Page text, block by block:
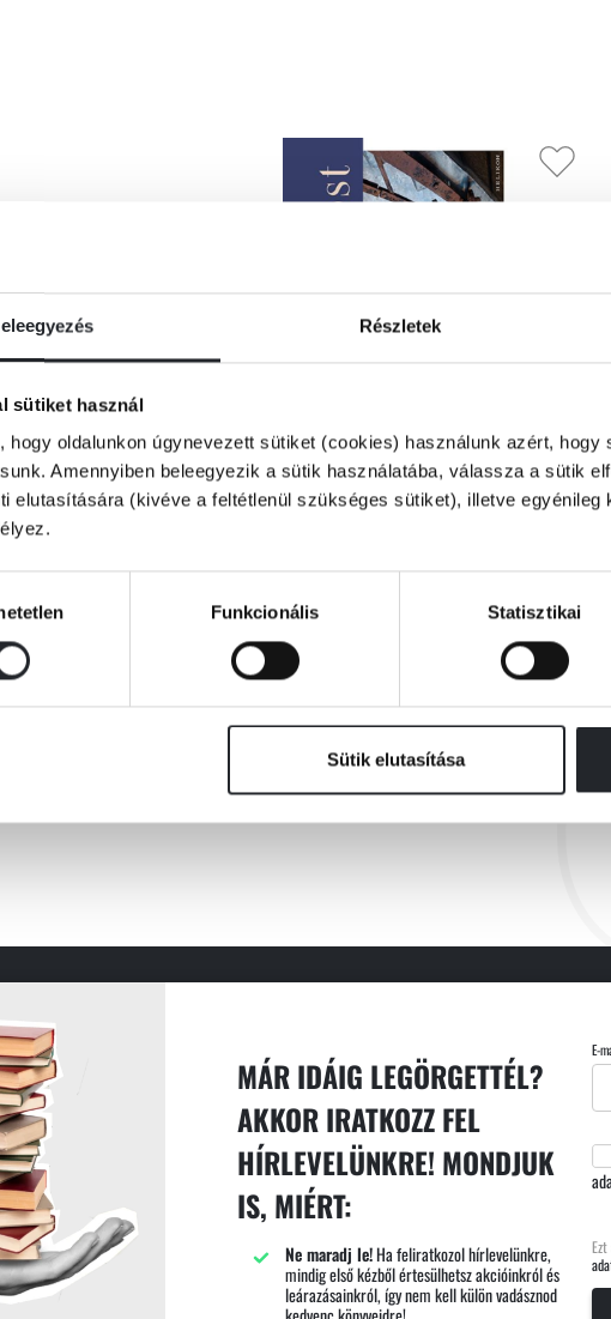
Részletek
sütiket használ
hogy oldalunkon úgynevezett sütiket (cookies) használunk azért, hogy
Amennyiben beleegyezik a sütik használatába, válassza a sütik
elutasítására (kivéve a feltétlenül szükséges sütiket), illetve
Funkcionális Statisztikai
Sütik elutasítása
Muszatics Péter
KOSÁRBA
MÁR IDÁIG LEGÖRGETTÉL?
AKKOR IRATKOZZ FEL
HÍRLEVELÜNKRE! MONDJUK
IS, MIÉRT:
Ne maradj le!Ha feliratkozol hírlevelünkre,
mindig első kézből értesülhetsz akcióinkról és
leárazásainkról, így nem kell külön vadásznod
E-